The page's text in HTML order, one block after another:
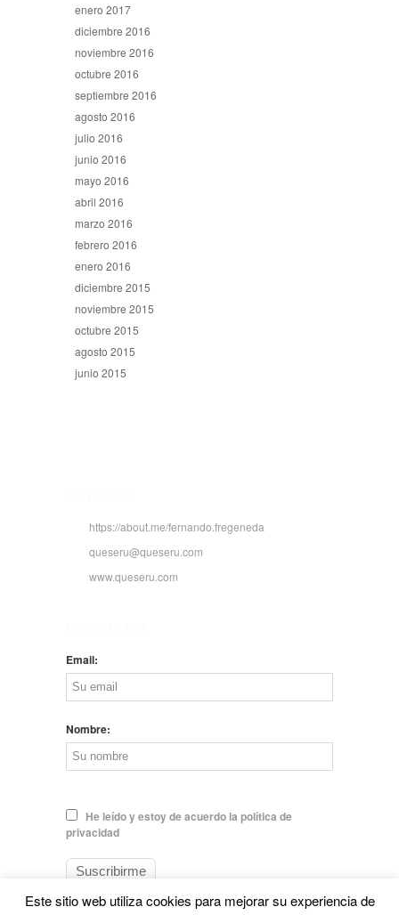
enero 2017
diciembre 2016
noviembre 2016
octubre 2016
septiembre 2016
agosto 2016
julio 2016
junio 2016
mayo 2016
abril 2016
marzo 2016
febrero 2016
enero 2016
diciembre 2015
noviembre 2015
octubre 2015
agosto 2015
junio 2015
https://about.me/fernando.fregeneda
queseru@queseru.com
www.queseru.com
Email:
Nombre:
He leído y estoy de acuerdo la política de
privacidad
Este sitio web utiliza cookies para mejorar su experiencia de